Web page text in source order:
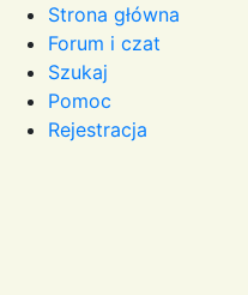
Strona główna
Forum i czat
Szukaj
Pomoc
Rejestracja